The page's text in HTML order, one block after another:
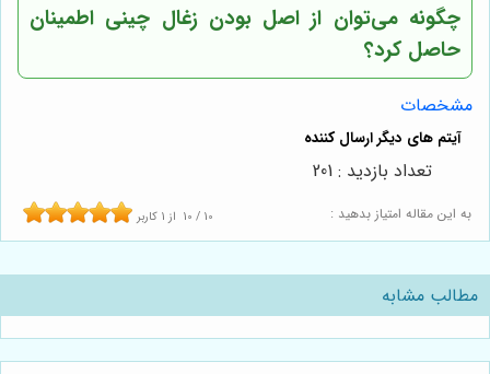
چگونه می‌توان از اصل بودن زغال چینی اطمینان
حاصل کرد؟
مشخصات
به این مقاله امتیاز بدهید : 10 / 10 از 1 کاربر
تعداد بازدید : 201
مطالب مشابه